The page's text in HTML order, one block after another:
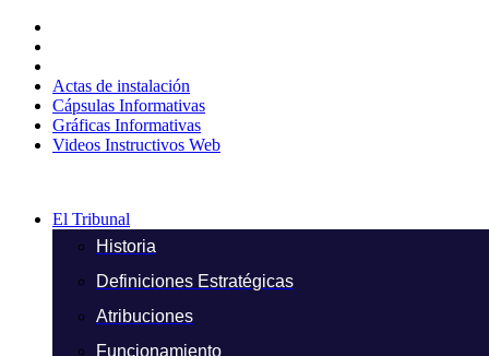
contenido
Actas de instalación
Cápsulas Informativas
Gráficas Informativas
Videos Instructivos Web
El Tribunal
Historia
Definiciones Estratégicas
Atribuciones
Funcionamiento